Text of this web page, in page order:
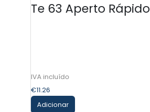
Te 63 Aperto Rápido
€11.26
Adicionar